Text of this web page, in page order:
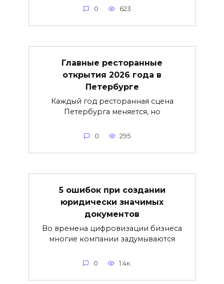
0 623
Главные ресторанные
открытия 2026 года в
Петербурге
Каждый год ресторанная сцена
Петербурга меняется, но
0 295
5 ошибок при создании
юридически значимых
документов
Во времена цифровизации бизнеса
многие компании задумываются
0 1.4к.